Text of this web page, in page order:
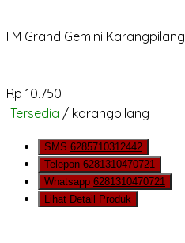
I M Grand Gemini Karangpilang
Rp 10.750
Tersedia / karangpilang
SMS 6285710312442
Telepon 6281310470721
Whatsapp 6281310470721
Lihat Detail Produk